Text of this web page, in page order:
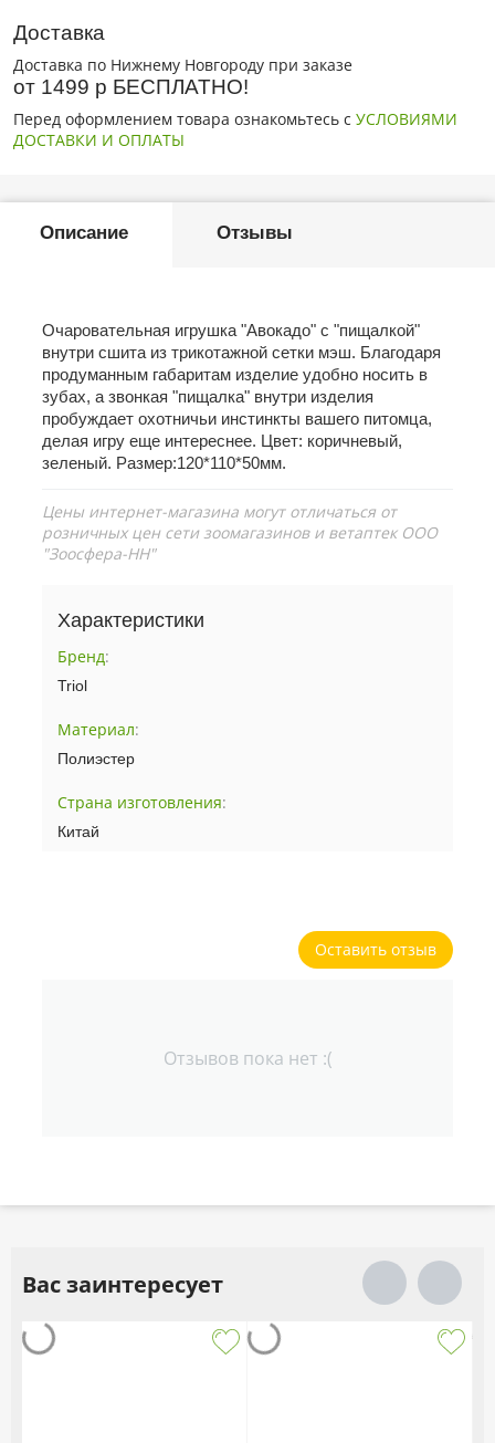
Доставка
Доставка по Нижнему Новгороду при заказе
от 1499 р БЕСПЛАТНО!
Перед оформлением товара ознакомьтесь с УСЛОВИЯМИ
ДОСТАВКИ И ОПЛАТЫ
Описание Отзывы
Очаровательная игрушка "Авокадо" с "пищалкой"
внутри сшита из трикотажной сетки мэш. Благодаря
продуманным габаритам изделие удобно носить в
зубах, а звонкая "пищалка" внутри изделия
пробуждает охотничьи инстинкты вашего питомца,
делая игру еще интереснее. Цвет: коричневый,
зеленый. Размер:120*110*50мм.
Цены интернет-магазина могут отличаться от
розничных цен сети зоомагазинов и ветаптек ООО
"Зоосфера-НН"
Характеристики
Бренд:
Triol
Материал:
Полиэстер
Страна изготовления:
Китай
Оставить отзыв
Отзывов пока нет :(
Вас заинтересует